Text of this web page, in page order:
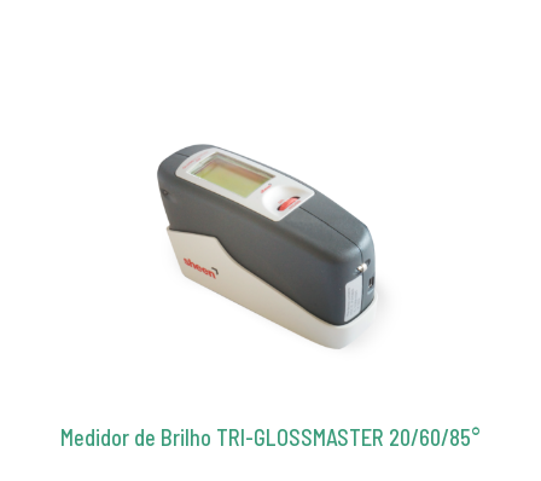
Medidor de Brilho TRI-GLOSSMASTER 20/60/85°